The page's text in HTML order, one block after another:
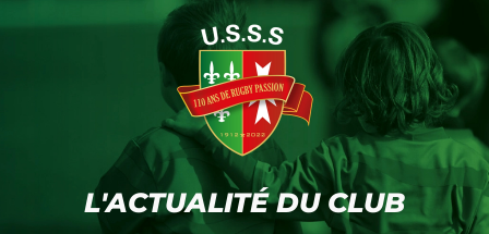
L'ACTUALITÉ DU CLUB